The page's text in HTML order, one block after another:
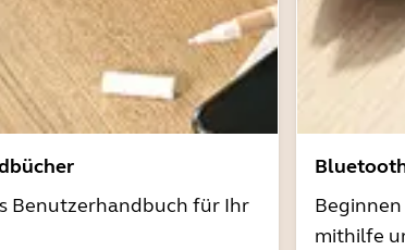
Benutzerhandbuch für Ihr
mithilfe